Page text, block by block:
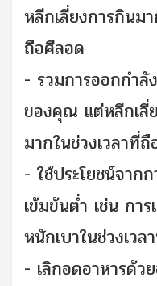
หลีกเลี่ยงการกินมา
ถือศีลอด
- รวมการออกกำลั
ของคุณ แต่หลีกเลี่
มากในช่วงเวลาที่
- ใช้ประโยชน์จาก
เข้มข้นต่ำ เช่น กา
หนักเบาในช่วงเว
- เลิกอดอาหารด้ว